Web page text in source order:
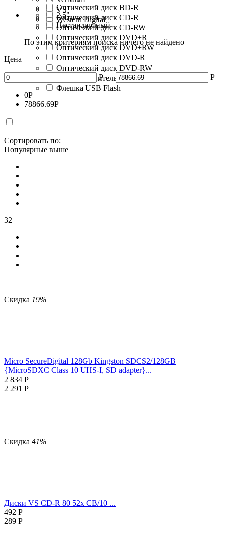
VS
Western Digital
Оптический диск BD-R
Оптический диск CD-R
Оптический диск CD-RW
Оптический диск DVD+R
Оптический диск DVD+RW
Оптический диск DVD-R
Оптический диск DVD-RW
Флеш накопитель
Флешка USB Flash
2.5"
Нестандартный
По этим критериям поиска ничего не найдено
Цена
Р – Р
0Р
78866.69Р
Сортировать по:
Популярные выше
32
Скидка 19%
Micro SecureDigital 128Gb Kingston SDCS2/128GB
{MicroSDXC Class 10 UHS-I, SD adapter}...
2 834 Р
2 291 Р
Скидка 41%
Диски VS CD-R 80 52x CB/10 ...
492 Р
289 Р